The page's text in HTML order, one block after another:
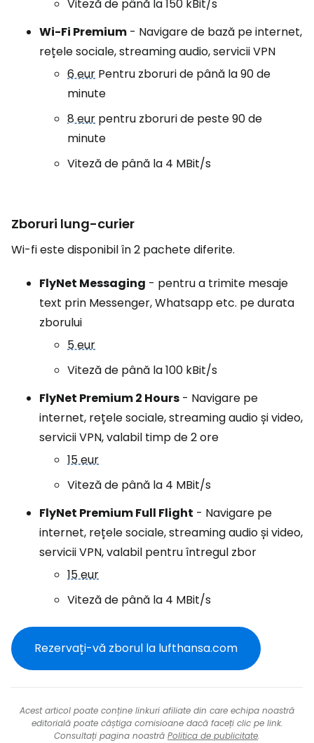
Viteză de până la 150 kBit/s
Wi-Fi Premium - Navigare de bază pe internet,
rețele sociale, streaming audio, servicii VPN
6 eur Pentru zboruri de până la 90 de
minute
8 eur pentru zboruri de peste 90 de
minute
Viteză de până la 4 MBit/s
Zboruri lung-curier
Wi-fi este disponibil în 2 pachete diferite.
FlyNet Messaging - pentru a trimite mesaje
text prin Messenger, Whatsapp etc. pe durata
zborului
5 eur
Viteză de până la 100 kBit/s
FlyNet Premium 2 Hours - Navigare pe
internet, rețele sociale, streaming audio și video,
servicii VPN, valabil timp de 2 ore
15 eur
Viteză de până la 4 MBit/s
FlyNet Premium Full Flight - Navigare pe
internet, rețele sociale, streaming audio și video,
servicii VPN, valabil pentru întregul zbor
15 eur
Viteză de până la 4 MBit/s
Rezervați-vă zborul la lufthansa.com
Acest articol poate conține linkuri afiliate din care echipa noastră
editorială poate câștiga comisioane dacă faceți clic pe link.
Consultați pagina noastră Politica de publicitate.